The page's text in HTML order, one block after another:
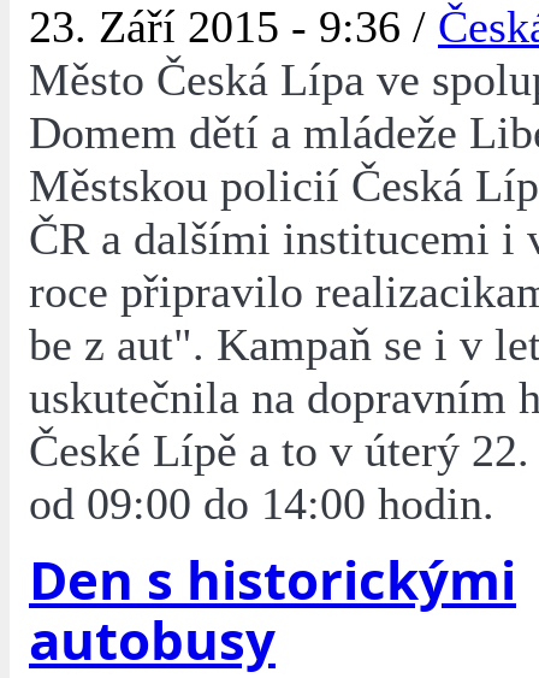
23. Září 2015 - 9:36 /
Město Česká Lípa ve
Domem dětí a mládeže
Městskou policií Česká
ČR a dalšími institucemi i
roce připravilo
be z aut". Kampaň se i v
uskutečnila na dopravním
České Lípě a to v úterý
od 09:00 do 14:00 hodin.
Den s historickými
autobusy